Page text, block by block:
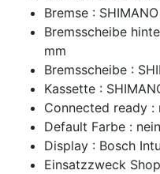
Bremse :
Bremsscheibe
mm
Bremsscheibe :
Kassette :
Connected ready :
Default Farbe : nein
Display : Bosch
Einsatzzweck